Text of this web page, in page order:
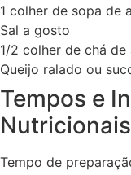
1 colher de sopa de
Sal a gosto ​
1/2 colher de chá de
Queijo ralado ou
Tempos e
Nutricionais
Tempo de